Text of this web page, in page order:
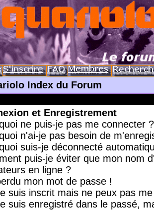
Index du Forum
et Enregistrement
ne puis-je pas me connecter ?
n'ai-je pas besoin de
suis-je déconnecté
puis-je éviter que mon nom
en ligne ?
mon mot de passe !
suis inscrit mais ne peux pas
suis enregistré dans le passé,